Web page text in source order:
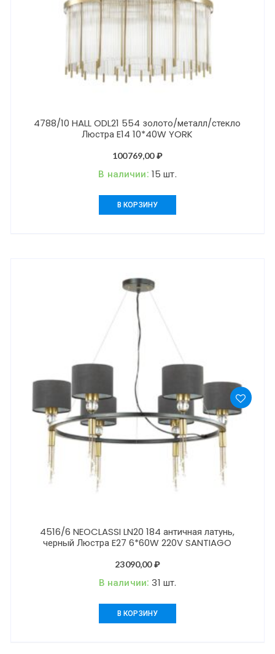
4788/10 HALL ODL21 554 золото/металл/стекло
Люстра E14 10*40W YORK
100769,00₽
В наличии: 15 шт.
В КОРЗИНУ
4516/6 NEOCLASSI LN20 184 античная латунь,
черный Люстра E27 6*60W 220V SANTIAGO
23090,00₽
В наличии:31 шт.
В КОРЗИНУ